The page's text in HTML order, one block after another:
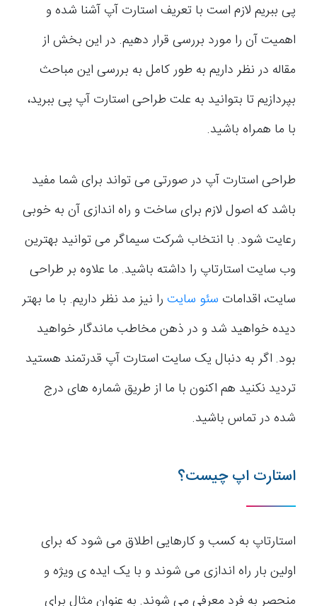
پی ببریم لازم است با تعریف استارت آپ آشنا شده و
اهمیت آن را مورد بررسی قرار دهیم. در این بخش از
مقاله در نظر داریم به طور کامل به بررسی این مباحث
بپردازیم تا بتوانید به علت طراحی استارت آپ پی ببرید،
با ما همراه باشید.
طراحی استارت آپ در صورتی می تواند برای شما مفید
باشد که اصول لازم برای ساخت و راه اندازی آن به خوبی
رعایت شود. با انتخاب شرکت سیماگر می توانید بهترین
وب سایت استارتاپ را داشته باشید. ما علاوه بر طراحی
سایت، اقدامات سئو سایت را نیز مد نظر داریم. با ما بهتر
دیده خواهید شد و در ذهن مخاطب ماندگار خواهید
بود. اگر به دنبال یک سایت استارت آپ قدرتمند هستید
تردید نکنید هم اکنون با ما از طریق شماره های درج
شده در تماس باشید.
استارت اپ چیست؟
استارتاپ به کسب و کارهایی اطلاق می شود که برای
اولین بار راه اندازی می شوند و با یک ایده ی ویژه و
منحصر به فرد معرفی می شوند. به عنوان مثال برای